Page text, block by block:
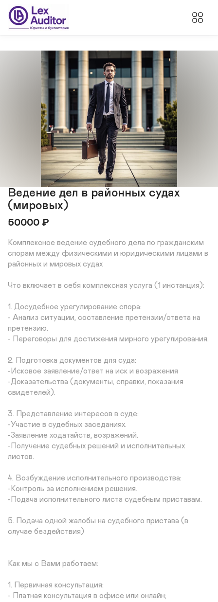
Ведение дел в районных судах
(мировых)
50000 ₽
Комплексное ведение судебного дела по гражданским
спорам между физическими и юридическими лицами в
районных и мировых судах
Что включает в себя комплексная услуга (1 инстанция):
1. Досудебное урегулирование спора:
- Анализ ситуации, составление претензии/ответа на
претензию.
- Переговоры для достижения мирного урегулирования.
2. Подготовка документов для суда:
-Исковое заявление/ответ на иск и возражения
-Доказательства (документы, справки, показания
свидетелей).
3. Представление интересов в суде:
-Участие в судебных заседаниях.
-Заявление ходатайств, возражений.
-Получение судебных решений и исполнительных
листов.
4. Возбуждение исполнительного производства:
-Контроль за исполнением решения.
-Подача исполнительного листа судебным приставам.
5. Подача одной жалобы на судебного пристава (в
случае бездействия)
Как мы с Вами работаем:
1. Первичная консультация:
- Платная консультация в офисе или онлайн;